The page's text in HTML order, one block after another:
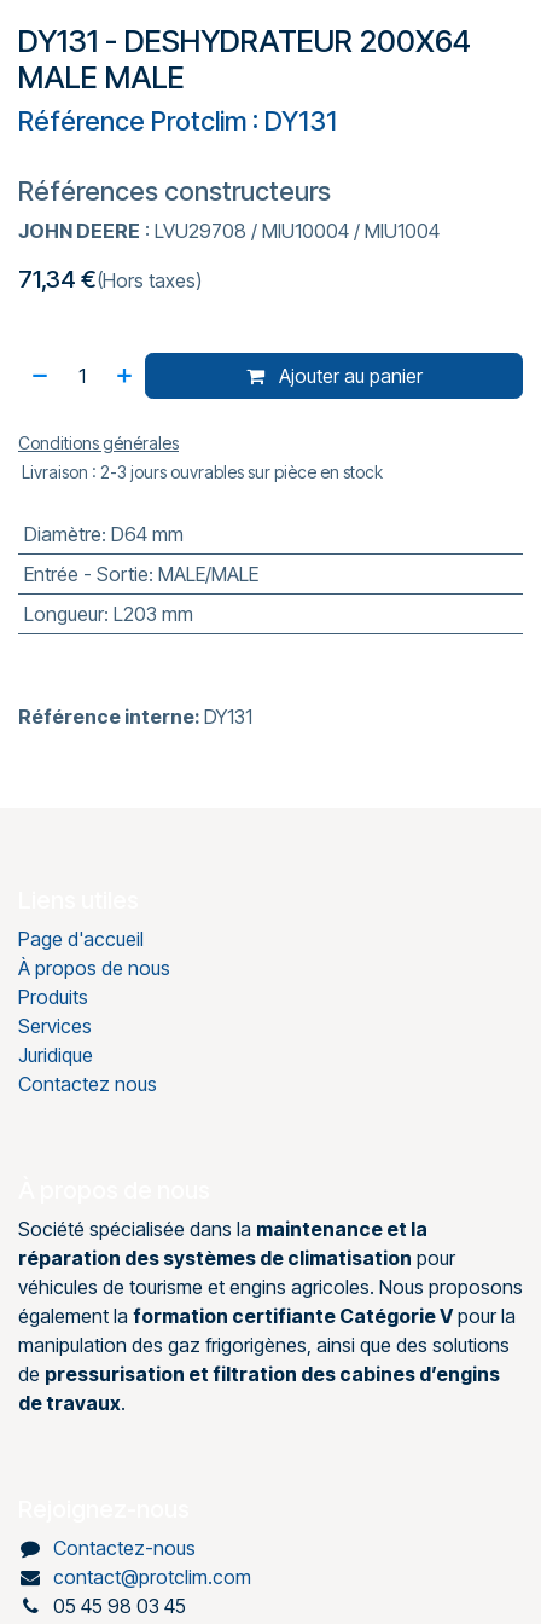
DY131 - DESHYDRATEUR 200X64
MALE MALE
Référence Protclim : DY131
Références constructeurs
JOHN DEERE : LVU29708 / MIU10004 / MIU1004
71,34 €(Hors taxes)
Ajouter au panier
Conditions générales
Livraison : 2-3 jours ouvrables sur pièce en stock
Diamètre: D64 mm
Entrée - Sortie: MALE/MALE
Longueur: L203 mm
Référence interne: DY131
Page d'accueil
À propos de nous
Produits
Services
Juridique
Contactez nous
Société spécialisée dans la maintenance et la
réparation des systèmes de climatisation pour
véhicules de tourisme et engins agricoles. Nous proposons
également la formation certifiante Catégorie Vpour la
manipulation des gaz frigorigènes, ainsi que des solutions
de pressurisation et filtration des cabines d’engins
de travaux.
Contactez-nous
contact@protclim.com
05 45 98 03 45